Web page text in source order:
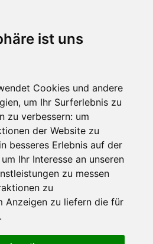
ist uns
Cookies und andere
um Ihr Surferlebnis zu
zu verbessern: um
der Website zu
besseres Erlebnis auf der
um Ihr Interesse an unseren
zu messen
zu
Anzeigen zu liefern die für
.